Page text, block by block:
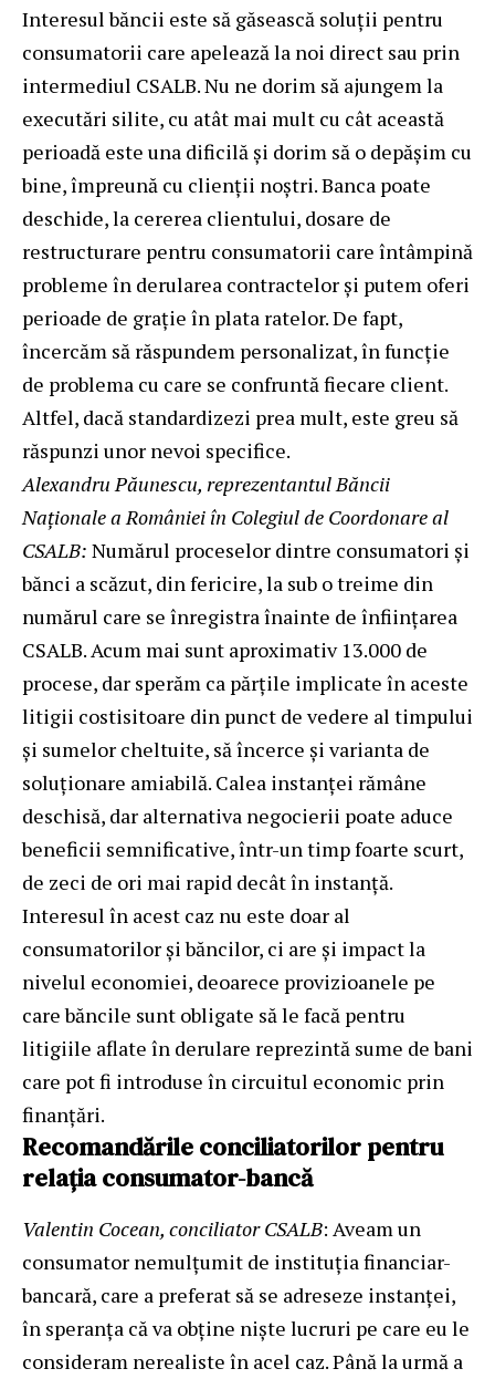
Interesul băncii este să găsească soluții pentru
consumatorii care apelează la noi direct sau prin
intermediul CSALB. Nu ne dorim să ajungem la
executări silite, cu atât mai mult cu cât această
perioadă este una dificilă și dorim să o depășim cu
bine, împreună cu clienții noștri. Banca poate
deschide, la cererea clientului, dosare de
restructurare pentru consumatorii care întâmpină
probleme în derularea contractelor și putem oferi
perioade de grație în plata ratelor. De fapt,
încercăm să răspundem personalizat, în funcție
de problema cu care se confruntă fiecare client.
Altfel, dacă standardizezi prea mult, este greu să
răspunzi unor nevoi specifice.
Alexandru Păunescu, reprezentantul Băncii
Naționale a României în Colegiul de Coordonare al
CSALB: Numărul proceselor dintre consumatori și
bănci a scăzut, din fericire, la sub o treime din
numărul care se înregistra înainte de înființarea
CSALB. Acum mai sunt aproximativ 13.000 de
procese, dar sperăm ca părțile implicate în aceste
litigii costisitoare din punct de vedere al timpului
și sumelor cheltuite, să încerce și varianta de
soluționare amiabilă. Calea instanței rămâne
deschisă, dar alternativa negocierii poate aduce
beneficii semnificative, într-un timp foarte scurt,
de zeci de ori mai rapid decât în instanță.
Interesul în acest caz nu este doar al
consumatorilor și băncilor, ci are și impact la
nivelul economiei, deoarece provizioanele pe
care băncile sunt obligate să le facă pentru
litigiile aflate în derulare reprezintă sume de bani
care pot fi introduse în circuitul economic prin
finanțări.
Recomandările conciliatorilor pentru
relația consumator-bancă
Valentin Cocean, conciliator CSALB: Aveam un
consumator nemulțumit de instituția financiar-
bancară, care a preferat să se adreseze instanței,
în speranța că va obține niște lucruri pe care eu le
consideram nerealiste în acel caz. Până la urmă a